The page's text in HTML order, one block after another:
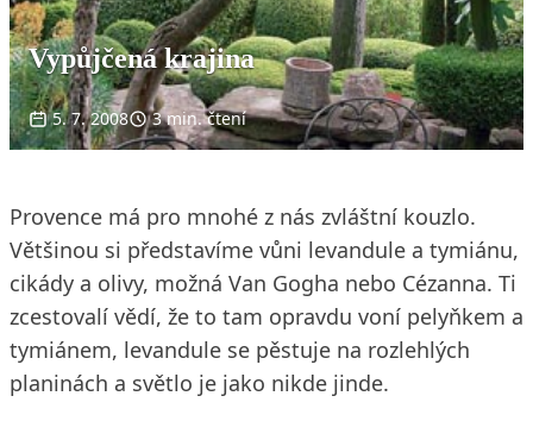
Vypůjčená krajina
5. 7. 2008 3 min. čtení
Provence má pro mnohé z nás zvláštní kouzlo.
Většinou si představíme vůni levandule a tymiánu,
cikády a olivy, možná Van Gogha nebo Cézanna. Ti
zcestovalí vědí, že to tam opravdu voní pelyňkem a
tymiánem, levandule se pěstuje na rozlehlých
planinách a světlo je jako nikde jinde.